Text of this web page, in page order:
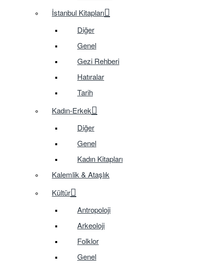
İstanbul Kitapları
Diğer
Genel
Gezi Rehberi
Hatıralar
Tarih
Kadın-Erkek
Diğer
Genel
Kadın Kitapları
Kalemlik & Ataşlık
Kültür
Antropoloji
Arkeoloji
Folklor
Genel